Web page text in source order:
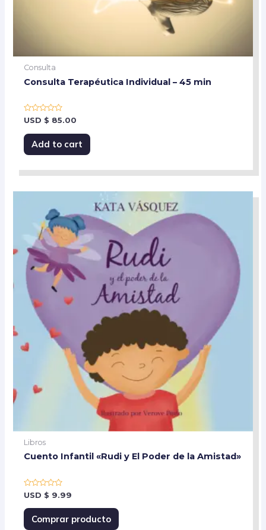
Consulta
Consulta Terapéutica Individual – 45 min
Rated
0
out
of
USD $ 85.00
Add to cart
Libros
Cuento Infantil «Rudi y El Poder de la Amistad»
Rated
0
out
of
USD $ 9.99
Comprar producto